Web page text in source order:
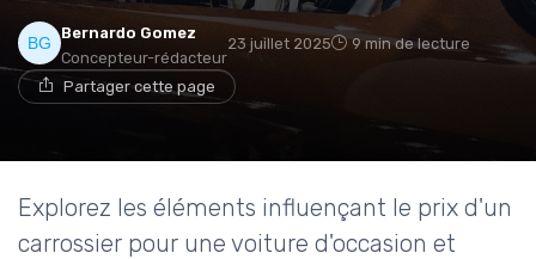
Bernardo Gomez
Concepteur-rédacteur
23 juillet 2025 9 min de lecture
Partager cette page
Explorez les éléments influençant le prix d'un
carrossier pour une voiture d'occasion et